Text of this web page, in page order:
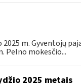
m. Gyventojų
Pelno mokesčio...
2025 metais